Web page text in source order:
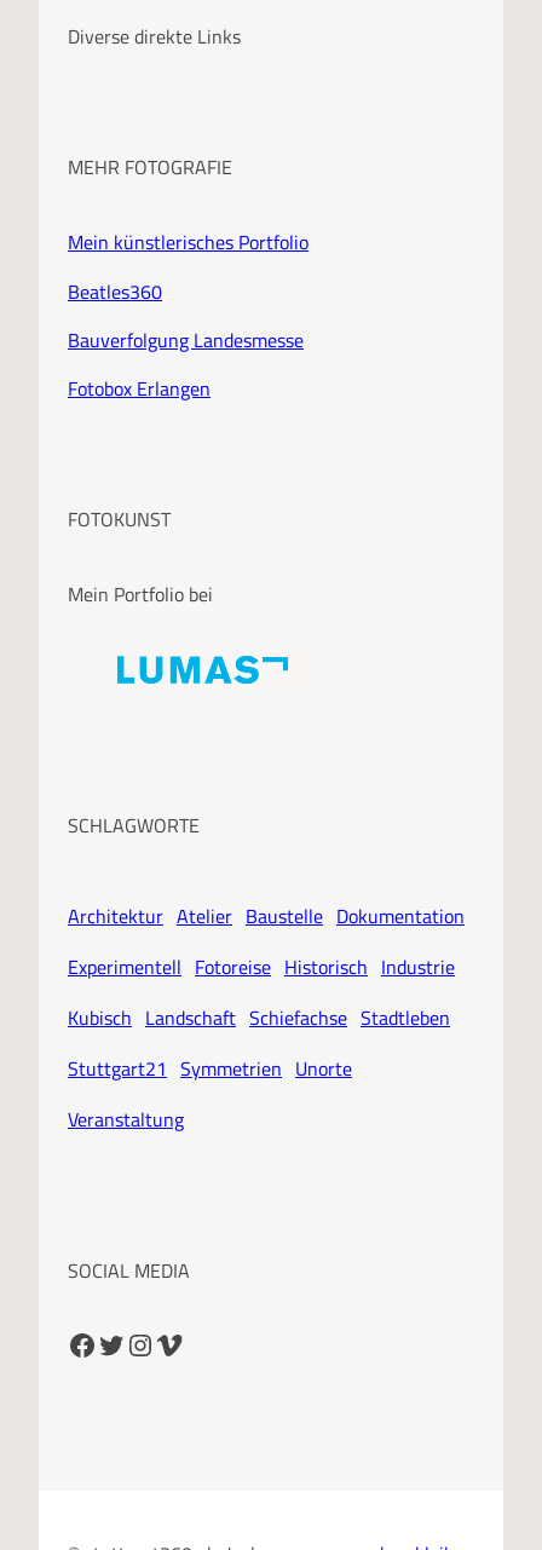
iDiverse direkte Links
MEHR FOTOGRAFIE
Mein künstlerisches Portfolio
Beatles360
Bauverfolgung Landesmesse
Fotobox Erlangen
FOTOKUNST
Mein Portfolio bei
SCHLAGWORTE
Architektur Atelier Baustelle Dokumentation
Experimentell Fotoreise Historisch Industrie
Kubisch Landschaft Schiefachse Stadtleben
Stuttgart21 Symmetrien Unorte
Veranstaltung
SOCIAL MEDIA
Facebook Twitter InstagramVimeo